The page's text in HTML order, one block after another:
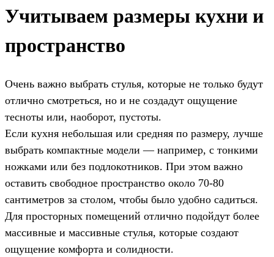
Учитываем размеры кухни и
пространство
Очень важно выбрать стулья, которые не только будут
отлично смотреться, но и не создадут ощущение
тесноты или, наоборот, пустоты.
Если кухня небольшая или средняя по размеру, лучше
выбрать компактные модели — например, с тонкими
ножками или без подлокотников. При этом важно
оставить свободное пространство около 70-80
сантиметров за столом, чтобы было удобно садиться.
Для просторных помещений отлично подойдут более
массивные и массивные стулья, которые создают
ощущение комфорта и солидности.